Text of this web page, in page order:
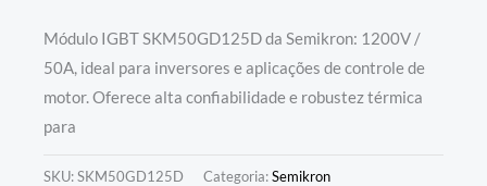
Módulo IGBT SKM50GD125D da Semikron: 1200V /
50A, ideal para inversores e aplicações de controle de
motor. Oferece alta confiabilidade e robustez térmica
para
SKU:SKM50GD125D Categoria:Semikron